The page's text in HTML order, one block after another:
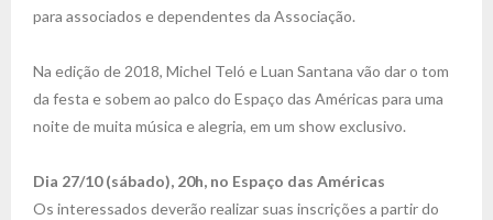
para associados e dependentes da Associação.
Na edição de 2018, Michel Teló e Luan Santana vão dar o tom
da festa e sobem ao palco do Espaço das Américas para uma
noite de muita música e alegria, em um show exclusivo.
Dia 27/10 (sábado), 20h, no Espaço das Américas
Os interessados deverão realizar suas inscrições a partir do